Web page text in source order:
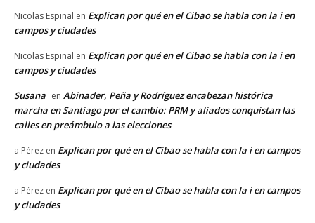
Nicolas Espinal en Explican por qué en el Cibao se habla con la i en
campos y ciudades
Nicolas Espinal en Explican por qué en el Cibao se habla con la i en
campos y ciudades
Susana en Abinader, Peña y Rodríguez encabezan histórica
marcha en Santiago por el cambio: PRM y aliados conquistan las
calles en preámbulo a las elecciones
a Pérez en Explican por qué en el Cibao se habla con la i en campos
y ciudades
a Pérez en Explican por qué en el Cibao se habla con la i en campos
y ciudades